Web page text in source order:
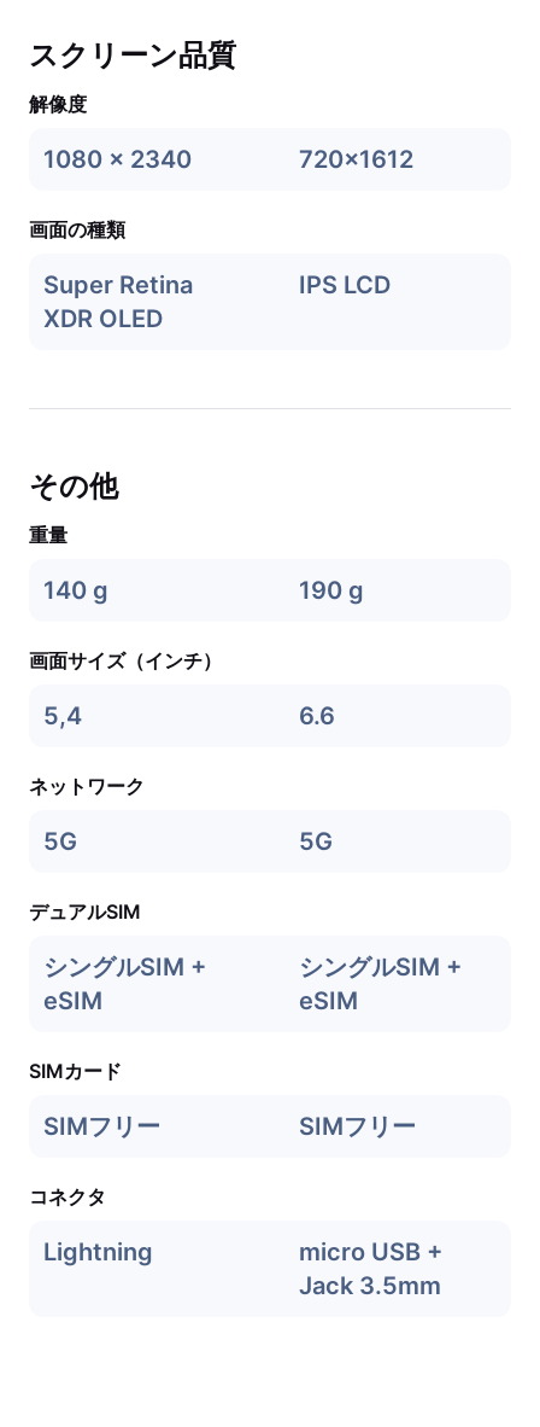
スクリーン品質
解像度
1080 x 2340 720x1612
画面の種類
Super Retina
XDR OLED
IPS LCD
その他
重量
140 g 190 g
画面サイズ（インチ）
5,4 6.6
ネットワーク
5G 5G
デュアルSIM
シングルSIM +
eSIM
シングルSIM +
eSIM
SIMカード
SIMフリー SIMフリー
コネクタ
Lightning
micro USB +
Jack 3.5mm